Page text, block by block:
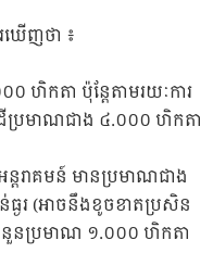
ឃើញថា ៖
ហិកតា ប៉ុន្តែតាមរយៈការ
ដីប្រមាណជាង ៤.០០០ ហិកតា
រាគមន៍ មានប្រមាណជាង
ធ្ងរ (អាចនឹងខូចខាតប្រសិន
នួនប្រមាណ ១.០០០ ហិកតា